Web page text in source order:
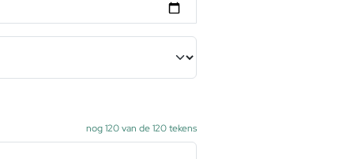
nog120van de 120 tekens